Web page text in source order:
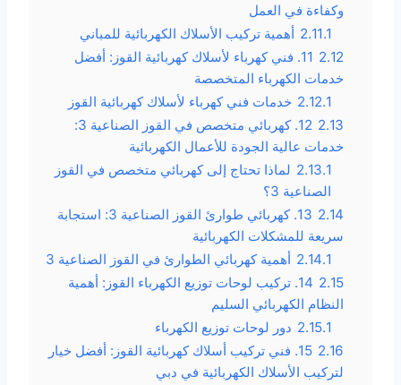
وكفاءة في العمل
2.11.1 أهمية تركيب الأسلاك الكهربائية للمباني
2.12
11. فني كهرباء لأسلاك كهربائية القوز: أفضل
خدمات الكهرباء المتخصصة
2.12.1 خدمات فني كهرباء لأسلاك كهربائية القوز
2.13
12. كهربائي متخصص في القوز الصناعية 3:
خدمات عالية الجودة للأعمال الكهربائية
2.13.1 لماذا تحتاج إلى كهربائي متخصص في القوز
الصناعية 3؟
2.14
13. كهربائي طوارئ القوز الصناعية 3: استجابة
سريعة للمشكلات الكهربائية
2.14.1 أهمية كهربائي الطوارئ في القوز الصناعية 3
2.15
14. تركيب لوحات توزيع الكهرباء القوز: أهمية
النظام الكهربائي السليم
2.15.1 دور لوحات توزيع الكهرباء
2.16
15. فني تركيب أسلاك كهربائية القوز: أفضل خيار
لتركيب الأسلاك الكهربائية في دبي